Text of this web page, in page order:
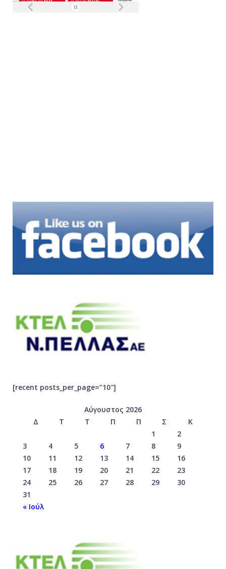
[recent posts_per_page=”10″]
Αύγουστος 2026
Δ
Τ Τ Π Π Σ
Κ
1
2
3
4 5 6 7 8
9
10
11 12 13 14 15
16
17
18 19 20 21 22
23
24
25 26 27 28 29
30
31
« Ιούλ